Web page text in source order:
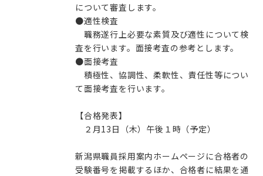
について審査します。
●適性検査
職務遂行上必要な素質及び適性について検
査を行います。面接考査の参考とします。
●面接考査
積極性、協調性、柔軟性、責任性等につい
て面接考査を行います。
【合格発表】
２月13日（木）午後１時（予定）
新潟県職員採用案内ホームページに合格者の
受験番号を掲載するほか、合格者に結果を通